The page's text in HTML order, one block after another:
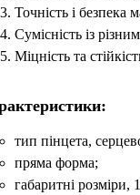
Точність і безпека
Сумісність із
Міцність та
тип пінцета,
пряма форма;
габаритні розміри,